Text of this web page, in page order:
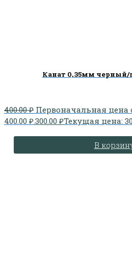
Канат 0,35мм черный/
400.00₽ Первоначальная цена
400.00 ₽.300.00 ₽Текущая цена:
В